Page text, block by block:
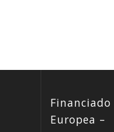
Europea –